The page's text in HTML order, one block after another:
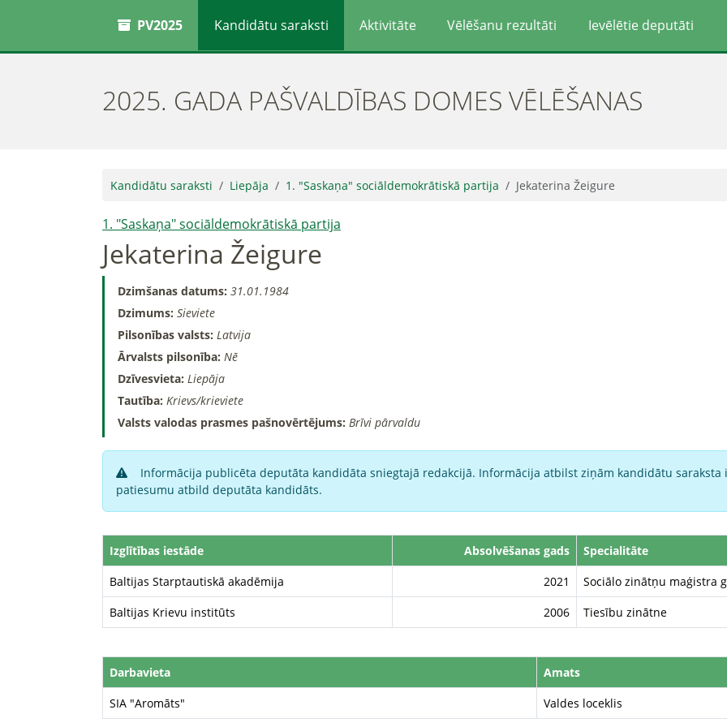
PV2025 Kandidātu saraksti Aktivitāte Vēlēšanu rezultāti Ievēlētie deputāti
2025. GADA PAŠVALDĪBAS DOMES VĒLĒŠANAS
Kandidātu saraksti Liepāja 1. "Saskaņa" sociāldemokrātiskā partija Jekaterina Žeigure
1. "Saskaņa" sociāldemokrātiskā partija
Jekaterina Žeigure
Dzimšanas datums: 31.01.1984
Dzimums: Sieviete
Pilsonības valsts: Latvija
Ārvalsts pilsonība: Nē
Dzīvesvieta: Liepāja
Tautība: Krievs/krieviete
Valsts valodas prasmes pašnovērtējums: Brīvi pārvaldu
Informācija publicēta deputāta kandidāta sniegtajā redakcijā. Informācija atbilst ziņām kandidātu saraksta
patiesumu atbild deputāta kandidāts.
Izglītības iestāde Absolvēšanas gads
Specialitāte
Baltijas Starptautiskā akadēmija
2021
Sociālo zinātņu maģistra
Baltijas Krievu institūts
2006 Tiesību zinātne
Darbavieta
Amats
SIA "Aromāts"
Valdes loceklis